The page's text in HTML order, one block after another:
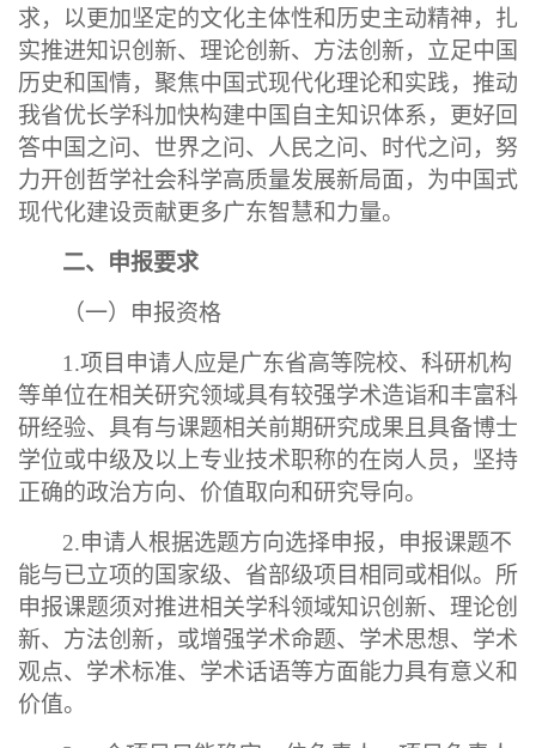
求，以更加坚定的文化主体性和历史主动精神，扎
实推进知识创新、理论创新、方法创新，立足中国
历史和国情，聚焦中国式现代化理论和实践，推动
我省优长学科加快构建中国自主知识体系，更好回
答中国之问、世界之问、人民之问、时代之问，努
力开创哲学社会科学高质量发展新局面，为中国式
现代化建设贡献更多广东智慧和力量。
二、申报要求
（一）申报资格
1.项目申请人应是广东省高等院校、科研机构
等单位在相关研究领域具有较强学术造诣和丰富科
研经验、具有与课题相关前期研究成果且具备博士
学位或中级及以上专业技术职称的在岗人员，坚持
正确的政治方向、价值取向和研究导向。
2.申请人根据选题方向选择申报，申报课题不
能与已立项的国家级、省部级项目相同或相似。所
申报课题须对推进相关学科领域知识创新、理论创
新、方法创新，或增强学术命题、学术思想、学术
观点、学术标准、学术话语等方面能力具有意义和
价值。